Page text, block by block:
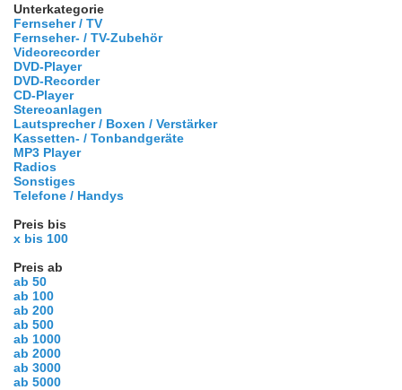
Unterkategorie
Fernseher / TV
Fernseher- / TV-Zubehör
Videorecorder
DVD-Player
DVD-Recorder
CD-Player
Stereoanlagen
Lautsprecher / Boxen / Verstärker
Kassetten- / Tonbandgeräte
MP3 Player
Radios
Sonstiges
Telefone / Handys
Preis bis
x bis 100
Preis ab
ab 50
ab 100
ab 200
ab 500
ab 1000
ab 2000
ab 3000
ab 5000